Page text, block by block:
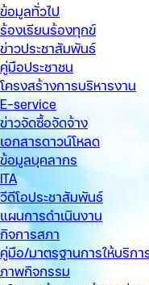
ข้อมูลทั่วไป
ร้องเรียนร้องทุกข์
ข่าวประชาสัมพันธ์
คู่มือประชาชน
โครงสร้างการบริหารงาน
E-service
ข่าวจัดซื้อจัดจ้าง
เอกสารดาวน์โหลด
ข้อมูลบุคลากร
ITA
วีดีโอประชาสัมพันธ์
แผนการดำเนินงาน
กิจการสภา
คู่มือ/มาตรฐานการให้บริกา
ภาพกิจกรรม